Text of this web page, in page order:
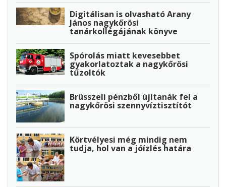
Digitálisan is olvasható Arany
János nagykőrösi
tanárkollégájának könyve
Spórolás miatt kevesebbet
gyakorlatoztak a nagykőrösi
tűzoltók
Brüsszeli pénzből újítanák fel a
nagykőrösi szennyvíztisztítót
Körtvélyesi még mindig nem
tudja, hol van a jóízlés határa